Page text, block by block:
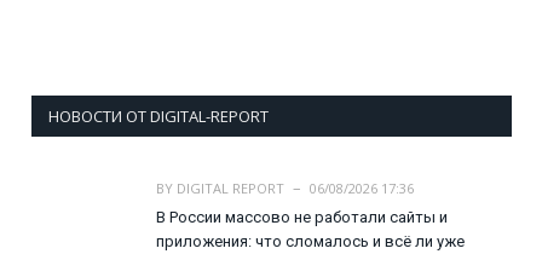
НОВОСТИ ОТ DIGITAL-REPORT
BY DIGITAL REPORT
06/08/2026 17:36
В России массово не работали сайты и
приложения: что сломалось и всё ли уже